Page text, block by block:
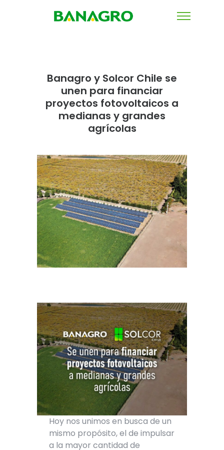
Banagro y Solcor Chile se
unen para financiar
proyectos fotovoltaicos a
medianas y grandes
agrícolas
Hoy nos unimos en busca de un
mismo propósito, el de impulsar
a la mayor cantidad de